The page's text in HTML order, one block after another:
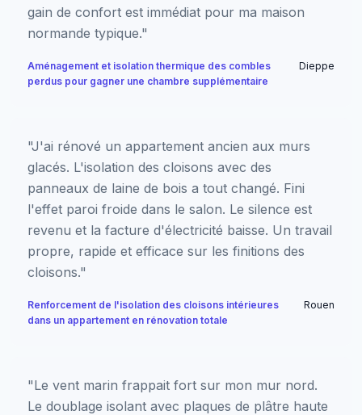
gain de confort est immédiat pour ma maison
normande typique."
Aménagement et isolation thermique des combles
perdus pour gagner une chambre supplémentaire
Dieppe
"J'ai rénové un appartement ancien aux murs
glacés. L'isolation des cloisons avec des
panneaux de laine de bois a tout changé. Fini
l'effet paroi froide dans le salon. Le silence est
revenu et la facture d'électricité baisse. Un travail
propre, rapide et efficace sur les finitions des
cloisons."
Renforcement de l'isolation des cloisons intérieures
dans un appartement en rénovation totale
Rouen
"Le vent marin frappait fort sur mon mur nord.
Le doublage isolant avec plaques de plâtre haute